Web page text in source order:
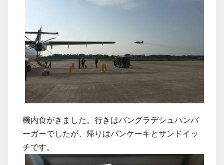
機内食がきました。行きはバングラデシュハンバ
ーガーでしたが、帰りはパンケーキとサンドイッ
チです。